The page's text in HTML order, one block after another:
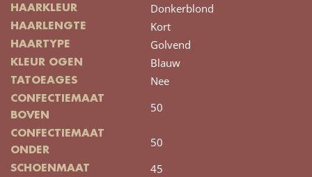
HAARKLEUR Donkerblond
HAARLENGTE Kort
HAARTYPE Golvend
KLEUR OGEN Blauw
TATOEAGES Nee
CONFECTIEMAAT
BOVEN
50
CONFECTIEMAAT
ONDER
50
SCHOENMAAT 45